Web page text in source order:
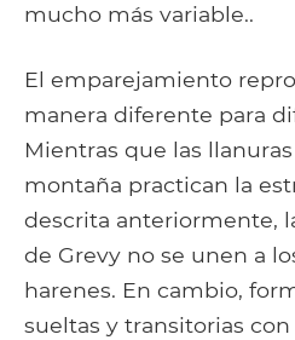
mucho más variable..
El emparejamiento
manera diferente para
Mientras que las
montaña practican la
descrita anteriormente,
de Grevy no se unen a
harenes. En cambio,
sueltas y transitorias